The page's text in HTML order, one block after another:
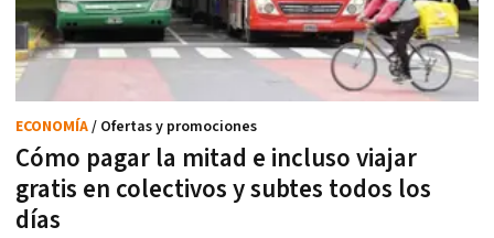
Cómo pagar la mitad e incluso viajar
gratis en colectivos y subtes todos los
días
ECONOMÍA/ Ofertas y promociones